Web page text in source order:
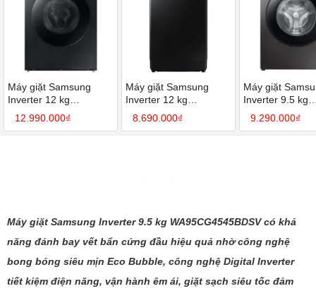
Máy giặt Samsung
Inverter 12 kg
WW12CB944DGBSV
12.990.000₫
Máy giặt Samsung
Inverter 12 kg
WA12CG5745BVSV
8.690.000₫
Máy giặt
Inverter 9.5 kg
9.290.000₫
Máy giặt Samsung Inverter 9.5 kg WA95CG4545BDSV có khả
năng đánh bay vết bẩn cứng đầu hiệu quả nhờ công nghệ
bong bóng siêu mịn Eco Bubble, công nghệ Digital Inverter
tiết kiệm điện năng, vận hành êm ái, giặt sạch siêu tốc đảm